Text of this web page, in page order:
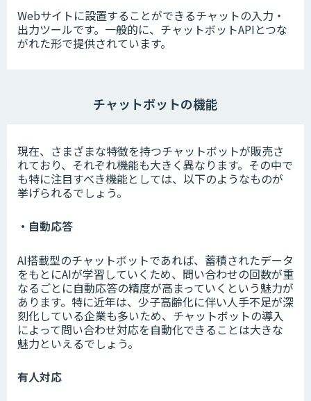
Webサイトに設置することができるチャットの入力・
出力ツールです。一般的に、チャットボットAPIとつな
がれた形で提供されています。
チャットボットの機能
現在、さまざまな特徴を持つチャットボットが販売さ
れており、それぞれ機能も大きく異なります。その中で
も特に注目すべき機能としては、以下のようなものが
挙げられるでしょう。
・自動応答
AI搭載型のチャットボットであれば、蓄積されたデータ
をもとにAIが学習していくため、問い合わせの回数が重
なるごとに自動応答の精度が高まっていくという魅力が
あります。特に近年は、少子高齢化に伴い人手不足が深
刻化している企業も多いため、チャットボットの導入
によって問い合わせ対応を自動化できることは大きな
魅力といえるでしょう。
有人対応